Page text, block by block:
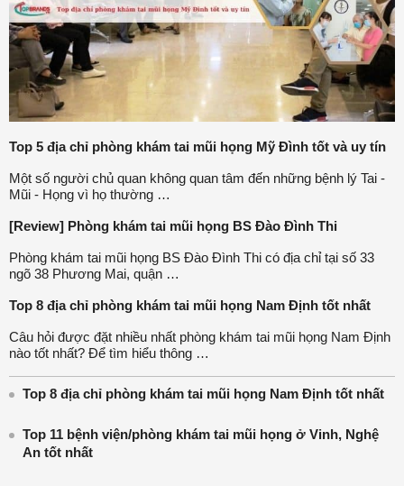
Top 5 địa chỉ phòng khám tai mũi họng Mỹ Đình tốt và uy tín
Một số người chủ quan không quan tâm đến những bệnh lý Tai -
Mũi - Họng vì họ thường …
[Review] Phòng khám tai mũi họng BS Đào Đình Thi
Phòng khám tai mũi họng BS Đào Đình Thi có địa chỉ tại số 33
ngõ 38 Phương Mai, quận …
Top 8 địa chỉ phòng khám tai mũi họng Nam Định tốt nhất
Câu hỏi được đặt nhiều nhất phòng khám tai mũi họng Nam Định
nào tốt nhất? Để tìm hiểu thông …
Top 8 địa chỉ phòng khám tai mũi họng Nam Định tốt nhất
Top 11 bệnh viện/phòng khám tai mũi họng ở Vinh, Nghệ
An tốt nhất